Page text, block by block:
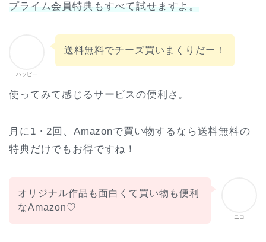
プライム会員特典もすべて試せますよ。
ハッピー
送料無料でチーズ買いまくりだー！
使ってみて感じるサービスの便利さ。
月に1・2回、Amazonで買い物するなら送料無料の
特典だけでもお得ですね！
ニコ
オリジナル作品も面白くて買い物も便利
なAmazon♡